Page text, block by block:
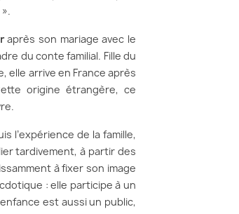
après son mariage avec le
du conte familial. Fille du
elle arrive en France après
origine étrangère, ce
l’expérience de la famille,
tardivement, à partir des
à fixer son image
: elle participe à un
est aussi un public,